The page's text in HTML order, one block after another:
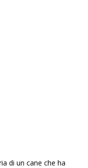
di un cane che ha